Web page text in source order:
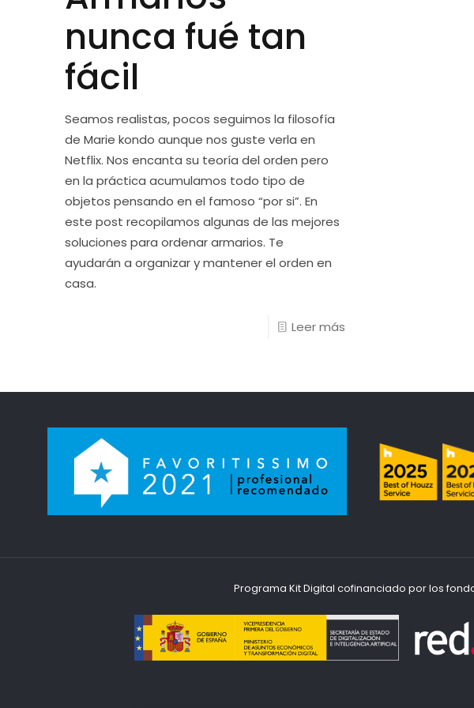
nunca fué tan
fácil
Seamos realistas, pocos seguimos la filosofía
de Marie kondo aunque nos guste verla en
Netflix. Nos encanta su teoría del orden pero
en la práctica acumulamos todo tipo de
objetos pensando en el famoso “por si”. En
este post recopilamos algunas de las mejores
soluciones para ordenar armarios. Te
ayudarán a organizar y mantener el orden en
casa.
Leer más
Programa Kit Digital cofinanciado por los